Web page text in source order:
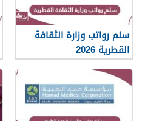
سلم رواتب وزارة الثقافة
القطرية 2026